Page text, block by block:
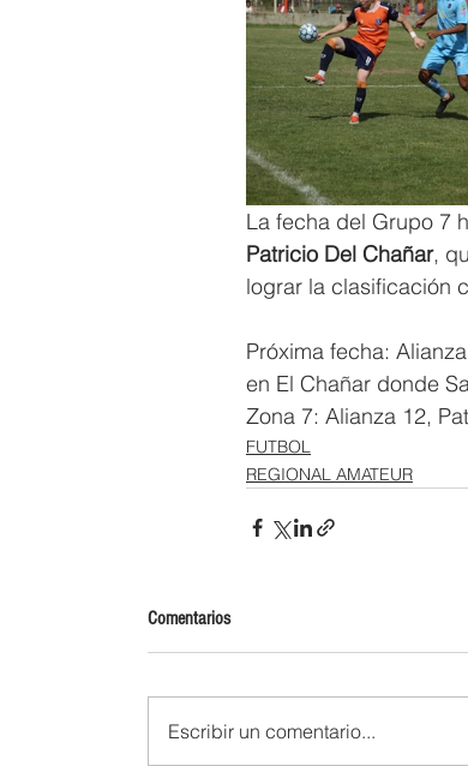
La fecha del Grupo 7
Patricio Del Chañar,
lograr la clasificación
Próxima fecha:
en El Chañar donde
Zona 7: Alianza 12,
FUTBOL
REGIONAL AMATEUR
Comentarios
Escribir un comentario...